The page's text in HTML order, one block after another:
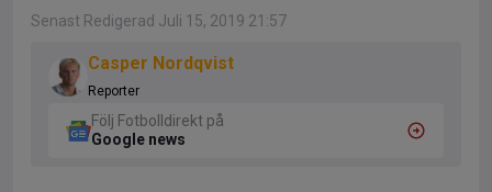
Senast Redigerad Juli 15, 2019 21:57
Casper Nordqvist
Reporter
Följ Fotbolldirekt på
Google news